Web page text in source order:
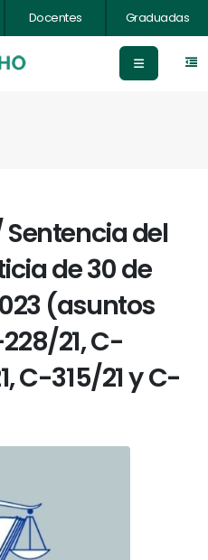
Docentes Graduadas
del
de 30 de
(asuntos
21, C-
C-315/21 y C-